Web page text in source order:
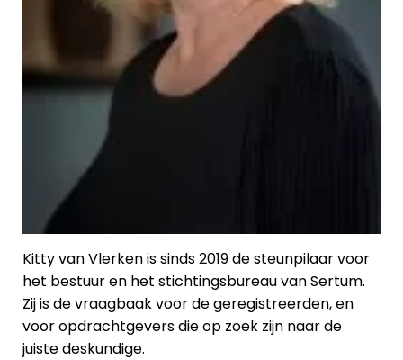
Kitty van Vlerken is sinds 2019 de steunpilaar voor
het bestuur en het stichtingsbureau van Sertum.
Zij is de vraagbaak voor de geregistreerden, en
voor opdrachtgevers die op zoek zijn naar de
juiste deskundige.